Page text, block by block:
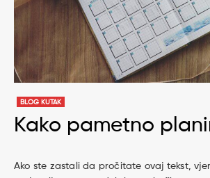
BLOG KUTAK
Kako pametno
Ako ste zastali da pročitate ovaj tekst,